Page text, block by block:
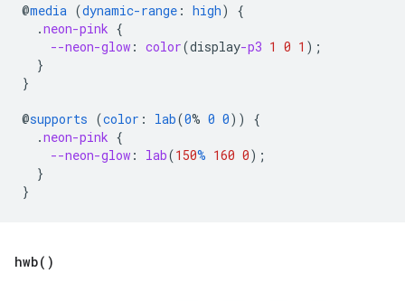
@media (dynamic-range : high)
{
.neon-pink {
--neon-glow : color(display-p3 1 0 1 );
}
}
@supports (color : lab(0% 0 0))
{
.neon-pink {
--neon-glow : lab(150% 160 0);
}
}
hwb( )